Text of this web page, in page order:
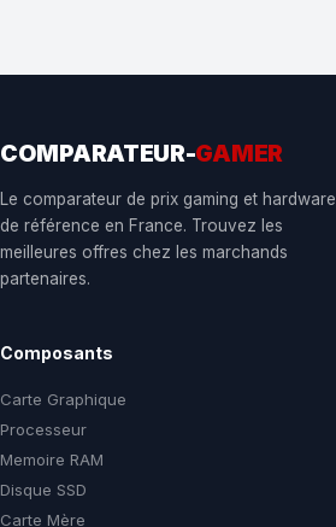
COMPARATEUR-GAMER
Le comparateur de prix gaming et hardware
de référence en France. Trouvez les
meilleures offres chez les marchands
partenaires.
Composants
Carte Graphique
Processeur
Memoire RAM
Disque SSD
Carte Mère